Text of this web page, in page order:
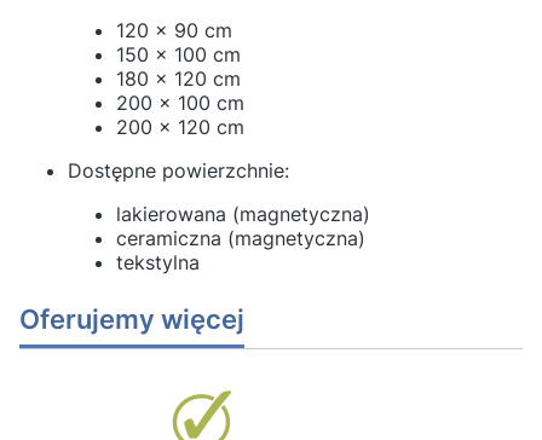
120 x 90 cm
150 x 100 cm
180 x 120 cm
200 x 100 cm
200 x 120 cm
Dostępne powierzchnie:
lakierowana (magnetyczna)
ceramiczna (magnetyczna)
tekstylna
Oferujemy więcej